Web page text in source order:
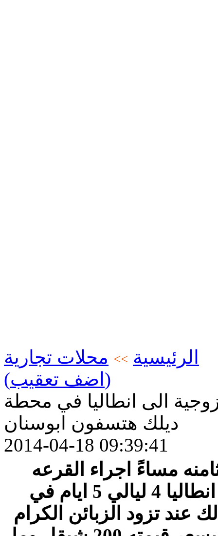
الرئيسية >> محلات تجارية
(اضف تعقيب)
الى انطاليا في محطة
ديلك هتسفون ابوسنان
2014-04-18 09:39:41
مساءً اجراء القرعه
والسحب على رحلة زوجية الى انطاليا 4 ليالي 5 ايام في
تزود الزبائن الكرام